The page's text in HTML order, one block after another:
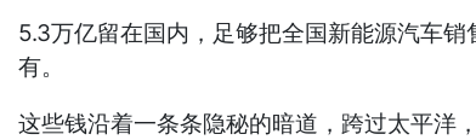
5.3万亿留在国内，足够把全国新能源汽车
有。
这些钱沿着一条条隐秘的暗道，跨过太平洋